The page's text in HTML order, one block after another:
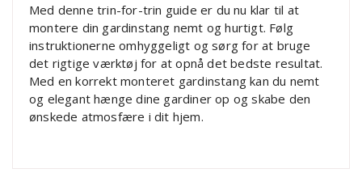
Med denne trin-for-trin guide er du nu klar til at
montere din gardinstang nemt og hurtigt. Følg
instruktionerne omhyggeligt og sørg for at bruge
det rigtige værktøj for at opnå det bedste resultat.
Med en korrekt monteret gardinstang kan du nemt
og elegant hænge dine gardiner op og skabe den
ønskede atmosfære i dit hjem.